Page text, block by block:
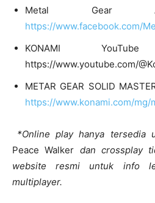
Metal Gear
https://www.facebook.com/
KONAMI
https://www.youtube.com/
METAR GEAR SOLID
https://www.konami.com/mg/
*Online play hanya tersedia
Peace Walker dan crossplay
website resmi untuk info
multiplayer.